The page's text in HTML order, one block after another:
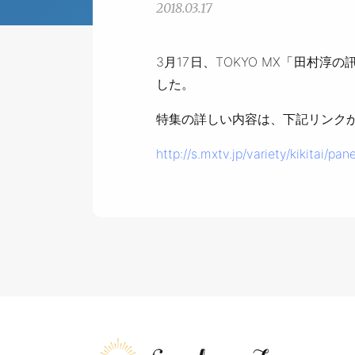
2018.03.17
3月17日、TOKYO MX「田村淳の
した。
特集の詳しい内容は、下記リンク
http://s.mxtv.jp/variety/kikitai/